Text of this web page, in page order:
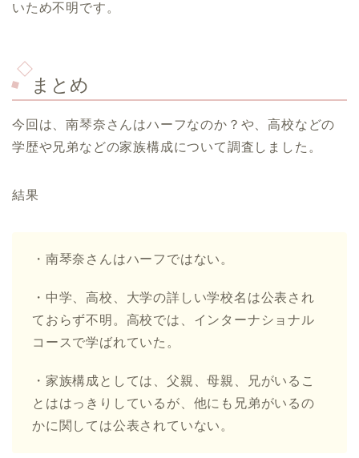
いため不明です。
まとめ
今回は、南琴奈さんはハーフなのか？や、高校などの
学歴や兄弟などの家族構成について調査しました。
結果
・南琴奈さんはハーフではない。
・中学、高校、大学の詳しい学校名は公表され
ておらず不明。高校では、インターナショナル
コースで学ばれていた。
・家族構成としては、父親、母親、兄がいるこ
とははっきりしているが、他にも兄弟がいるの
かに関しては公表されていない。